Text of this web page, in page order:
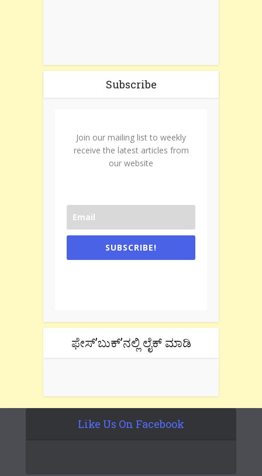
Subscribe
Join our mailing list to weekly
receive the latest articles from
our website
SUBSCRIBE!
ಫೇಸ್’ಬುಕ್’ನಲ್ಲಿ ಲೈಕ್ ಮಾಡಿ
Like Us On Facebook